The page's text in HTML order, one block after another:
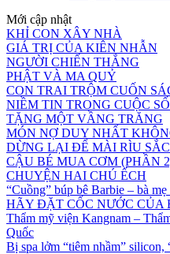
Mới cập nhật
KHỈ CON XÂY NHÀ
GIÁ TRỊ CỦA KIÊN NHẪN
NGƯỜI CHIẾN THẮNG
PHẬT VÀ MA QUỶ
CON TRAI TRỘM CUỐN
NIỀM TIN TRONG CUỘC
TẶNG MỘT VẦNG TRĂNG
MÓN NỢ DUY NHẤT
DỪNG LẠI ĐỂ MÀI RÌU
CẬU BÉ MUA CƠM (PHẦN
CHUYỆN HAI CHÚ ẾCH
“Cuồng” búp bê Barbie – bà
HÃY ĐẶT CỐC NƯỚC CỦA
Thẩm mỹ viện Kangnam –
Quốc
Bị spa lởm “tiêm nhầm”